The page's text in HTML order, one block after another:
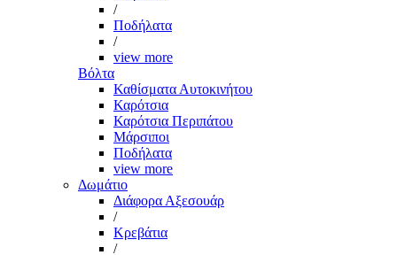
/
Ποδήλατα
/
view more
Βόλτα
Καθίσματα Αυτοκινήτου
Καρότσια
Καρότσια Περιπάτου
Μάρσιποι
Ποδήλατα
view more
Δωμάτιο
Διάφορα Αξεσουάρ
/
Κρεβάτια
/